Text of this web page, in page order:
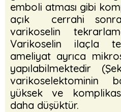
emboli atması gibi
açık cerrahi
varikoselin
Varikoselin ilaçla
ameliyat ayrıca
yapılabilmektedir
varikoselektominin
yüksek ve
daha düşüktür.